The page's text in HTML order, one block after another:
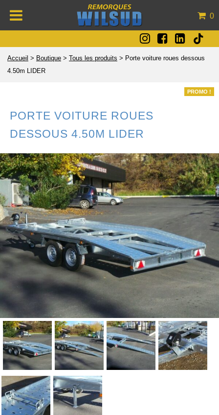
Accueil > Boutique > Tous les produits > Porte voiture roues dessous
4.50m LIDER
PORTE VOITURE ROUES
DESSOUS 4.50M LIDER
PROMO !
0